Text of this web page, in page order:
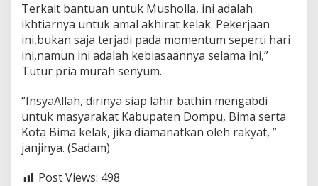
Terkait bantuan untuk Musholla, ini adalah
ikhtiarnya untuk amal akhirat kelak. Pekerjaan
ini,bukan saja terjadi pada momentum seperti hari
ini,namun ini adalah kebiasaannya selama ini,”
Tutur pria murah senyum.
“InsyaAllah, dirinya siap lahir bathin mengabdi
untuk masyarakat Kabupaten Dompu, Bima serta
Kota Bima kelak, jika diamanatkan oleh rakyat, ”
janjinya. (Sadam)
Post Views: 498